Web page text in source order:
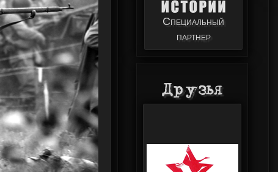
Специальный
партнер
Друзья